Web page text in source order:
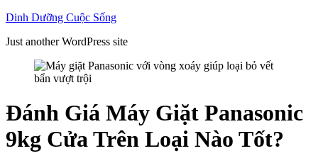
Skip
content
Dinh Dưỡng Cuộc Sống
Just another WordPress site
Đánh Giá Máy Giặt Panasonic
9kg Cửa Trên Loại Nào Tốt?